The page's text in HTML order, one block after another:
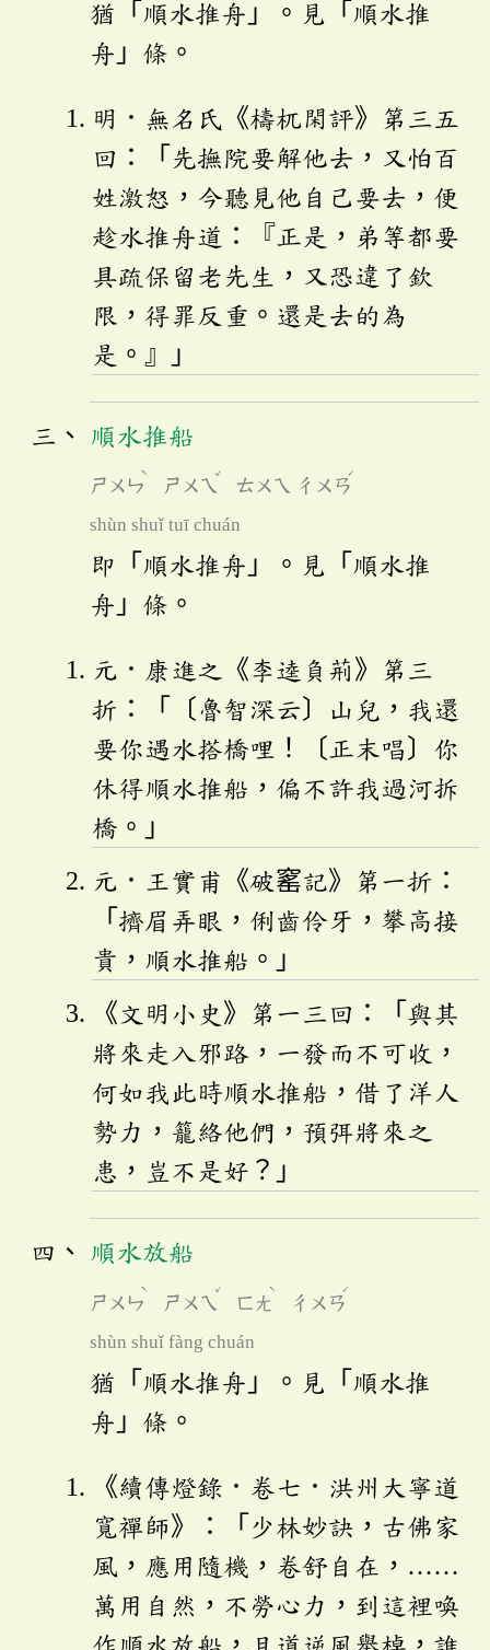
猶「順水推舟」。見「順水推
舟」條。
明．無名氏《檮杌閑評》第三五
回：「先撫院要解他去，又怕百
姓激怒，今聽見他自己要去，便
趁水推舟道：『正是，弟等都要
具疏保留老先生，又恐違了欽
限，得罪反重。還是去的為
是。』」
順水推船
ㄕㄨㄣ
ˋ
ㄕㄨㄟ
ˇ
ㄊㄨㄟ ㄔㄨㄢ
ˊ
shùn shuǐ tuī chuán
即「順水推舟」。見「順水推
舟」條。
元．康進之《李逵負荊》第三
折：「〔魯智深云〕山兒，我還
要你遇水搭橋哩！〔正末唱〕你
休得順水推船，偏不許我過河拆
橋。」
元．王實甫《破窰記》第一折：
「擠眉弄眼，俐齒伶牙，攀高接
貴，順水推船。」
《文明小史》第一三回：「與其
將來走入邪路，一發而不可收，
何如我此時順水推船，借了洋人
勢力，籠絡他們，預弭將來之
患，豈不是好？」
順水放船
ㄕㄨㄣ
ˋ
ㄕㄨㄟ
ˇ
ㄈㄤ
ˋ
ㄔㄨㄢ
ˊ
shùn shuǐ fàng chuán
猶「順水推舟」。見「順水推
舟」條。
《續傳燈錄．卷七．洪州大寧道
寬禪師》：「少林妙訣，古佛家
風，應用隨機，卷舒自在，……
萬用自然，不勞心力，到這裡喚
作順水放船，且道逆風舉棹，誰